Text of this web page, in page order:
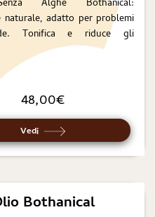
Alghe Bothanical:
naturale, adatto per problemi
Tonifica e riduce gli
48,00€
Vedi
Bothanical